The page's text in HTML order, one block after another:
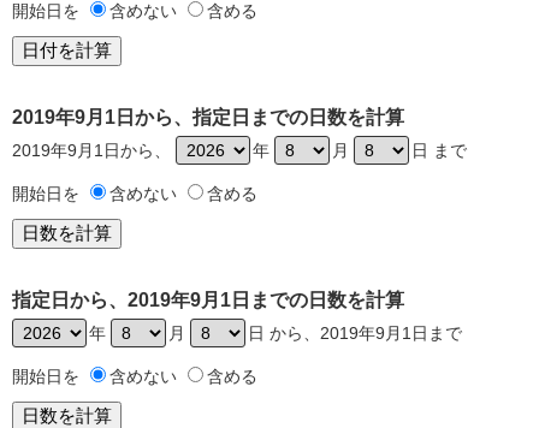
開始日を 含めない 含める
2019年9月1日から、指定日までの日数を計算
2019年9月1日から、 年 月 日 まで
開始日を 含めない 含める
指定日から、2019年9月1日までの日数を計算
年 月 日 から、2019年9月1日まで
開始日を 含めない 含める